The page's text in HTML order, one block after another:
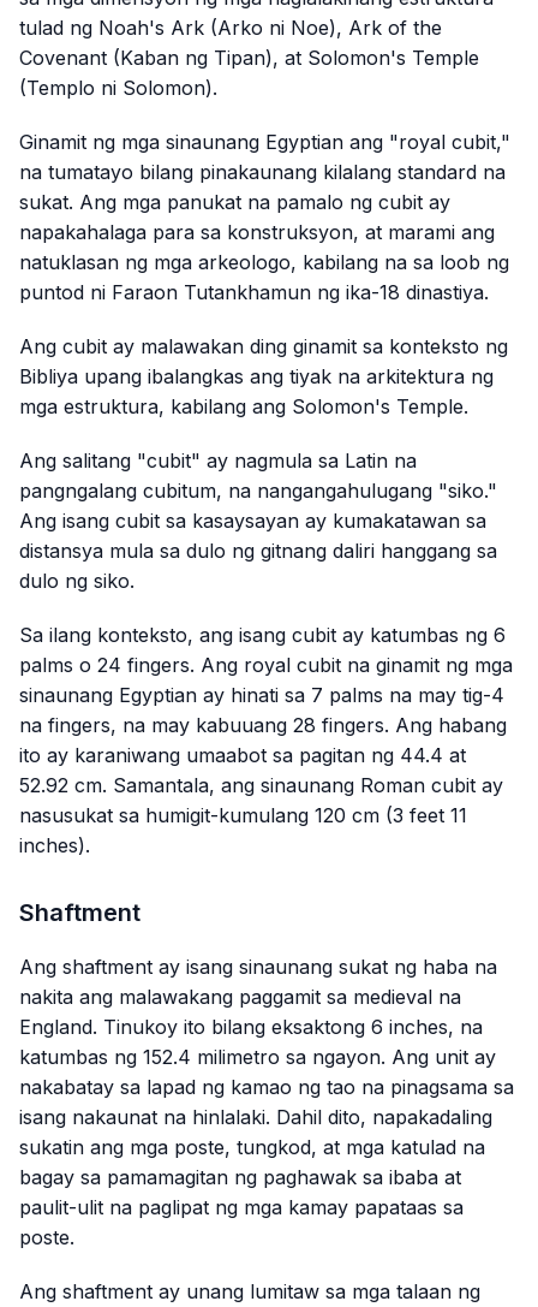
tulad ng Noah's Ark (Arko ni Noe), Ark of the
Covenant (Kaban ng Tipan), at Solomon's Temple
(Templo ni Solomon).
Ginamit ng mga sinaunang Egyptian ang "royal cubit,"
na tumatayo bilang pinakaunang kilalang standard na
sukat. Ang mga panukat na pamalo ng cubit ay
napakahalaga para sa konstruksyon, at marami ang
natuklasan ng mga arkeologo, kabilang na sa loob ng
puntod ni Faraon Tutankhamun ng ika-18 dinastiya.
Ang cubit ay malawakan ding ginamit sa konteksto ng
Bibliya upang ibalangkas ang tiyak na arkitektura ng
mga estruktura, kabilang ang Solomon's Temple.
Ang salitang "cubit" ay nagmula sa Latin na
pangngalang cubitum, na nangangahulugang "siko."
Ang isang cubit sa kasaysayan ay kumakatawan sa
distansya mula sa dulo ng gitnang daliri hanggang sa
dulo ng siko.
Sa ilang konteksto, ang isang cubit ay katumbas ng 6
palms o 24 fingers. Ang royal cubit na ginamit ng mga
sinaunang Egyptian ay hinati sa 7 palms na may tig-4
na fingers, na may kabuuang 28 fingers. Ang habang
ito ay karaniwang umaabot sa pagitan ng 44.4 at
52.92 cm. Samantala, ang sinaunang Roman cubit ay
nasusukat sa humigit-kumulang 120 cm (3 feet 11
inches).
Shaftment
Ang shaftment ay isang sinaunang sukat ng haba na
nakita ang malawakang paggamit sa medieval na
England. Tinukoy ito bilang eksaktong 6 inches, na
katumbas ng 152.4 milimetro sa ngayon. Ang unit ay
nakabatay sa lapad ng kamao ng tao na pinagsama sa
isang nakaunat na hinlalaki. Dahil dito, napakadaling
sukatin ang mga poste, tungkod, at mga katulad na
bagay sa pamamagitan ng paghawak sa ibaba at
paulit-ulit na paglipat ng mga kamay papataas sa
poste.
Ang shaftment ay unang lumitaw sa mga talaan ng